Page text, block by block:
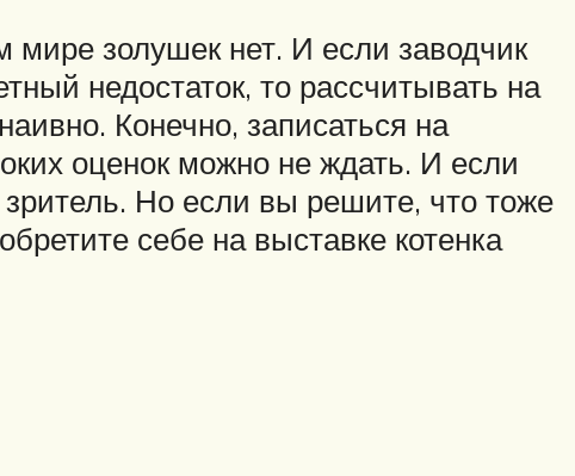
мире золушек нет. И если заводчик
недостаток, то рассчитывать на
Конечно, записаться на
оценок можно не ждать. И если
Но если вы решите, что тоже
себе на выставке котенка